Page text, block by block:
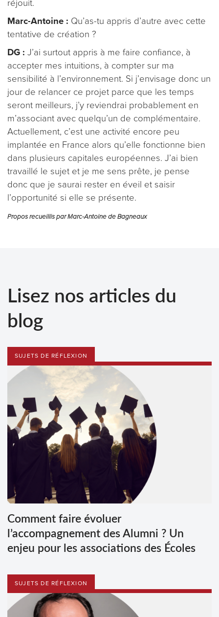
réjouit.
Marc-Antoine : Qu’as-tu appris d’autre avec cette
tentative de création ?
DG : J’ai surtout appris à me faire confiance, à
accepter mes intuitions, à compter sur ma
sensibilité à l’environnement. Si j’envisage donc un
jour de relancer ce projet parce que les temps
seront meilleurs, j’y reviendrai probablement en
m’associant avec quelqu’un de complémentaire.
Actuellement, c’est une activité encore peu
implantée en France alors qu’elle fonctionne bien
dans plusieurs capitales européennes. J’ai bien
travaillé le sujet et je me sens prête, je pense
donc que je saurai rester en éveil et saisir
l’opportunité si elle se présente.
Propos recueillis par Marc-Antoine de Bagneaux
Lisez nos articles du
blog
SUJETS DE RÉFLEXION
Comment faire évoluer
l’accompagnement des Alumni ? Un
enjeu pour les associations des Écoles
SUJETS DE RÉFLEXION